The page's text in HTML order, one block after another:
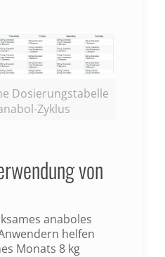
Dosierungstabelle
Zyklus
von
anaboles
helfen
Monats 8 kg